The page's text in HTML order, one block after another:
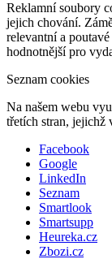
Reklamní soubory
jejich chování.
relevantní a
hodnotnější pro
Seznam cookies
Na našem webu
třetích stran, jejichž
Facebook
Google
LinkedIn
Seznam
Smartlook
Smartsupp
Heureka.cz
Zbozi.cz